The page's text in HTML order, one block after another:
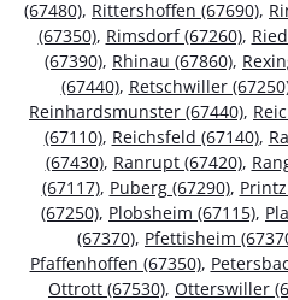
(67480), Rittershoffen (67690),
(67350), Rimsdorf (67260),
(67390), Rhinau (67860),
(67440), Retschwiller
Reinhardsmunster (67440),
(67110), Reichsfeld (67140),
(67430), Ranrupt (67420),
(67117), Puberg (67290),
(67250), Plobsheim (67115),
(67370), Pfettisheim
Pfaffenhoffen (67350),
Ottrott (67530), Otterswiller